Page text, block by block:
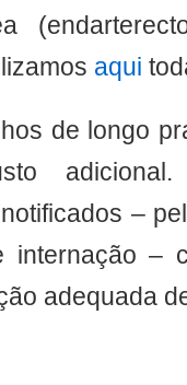
aqui
de longo
–
internação –
adequada